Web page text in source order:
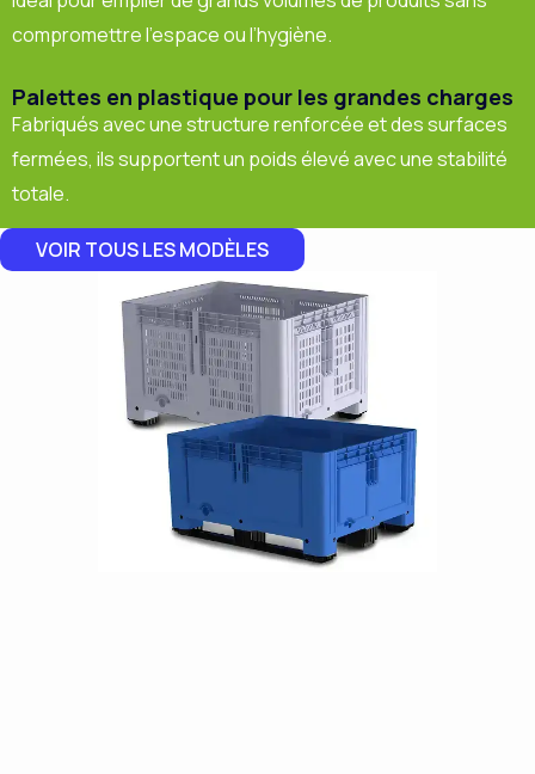
compromettre l’espace ou l’hygiène.
Palettes en plastique pour les grandes charges
Fabriqués avec une structure renforcée et des surfaces
fermées, ils supportent un poids élevé avec une stabilité
totale.
VOIR TOUS LES MODÈLES